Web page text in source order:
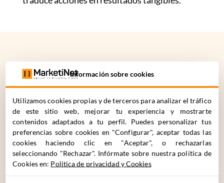
¿CÓMOPODEMOS
AYUDARTE?
C. Cronos 63, 28037 Madrid
+34 910 061 582
Información sobre cookies
Utilizamos cookies propias y de terceros para analizar el tráfico
de este sitio web, mejorar tu experiencia y mostrarte
contenidos adaptados a tu perfil. Puedes personalizar tus
preferencias sobre cookies en "Configurar", aceptar todas las
cookies haciendo clic en "Aceptar", o rechazarlas
seleccionando "Rechazar". Infórmate sobre nuestra política de
Cookies en: Politica de privacidad y Cookies